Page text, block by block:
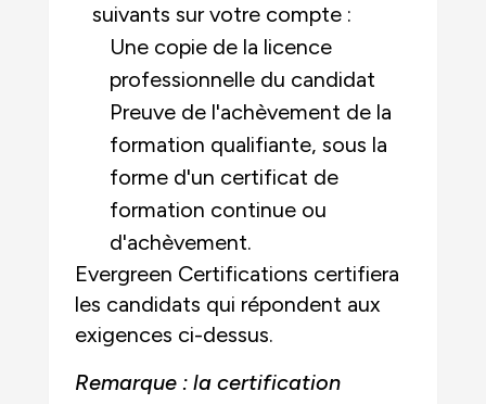
suivants sur votre compte :
Une copie de la licence
professionnelle du candidat
Preuve de l'achèvement de la
formation qualifiante, sous la
forme d'un certificat de
formation continue ou
d'achèvement.
Evergreen Certifications certifiera
les candidats qui répondent aux
exigences ci-dessus.
Remarque : la certification